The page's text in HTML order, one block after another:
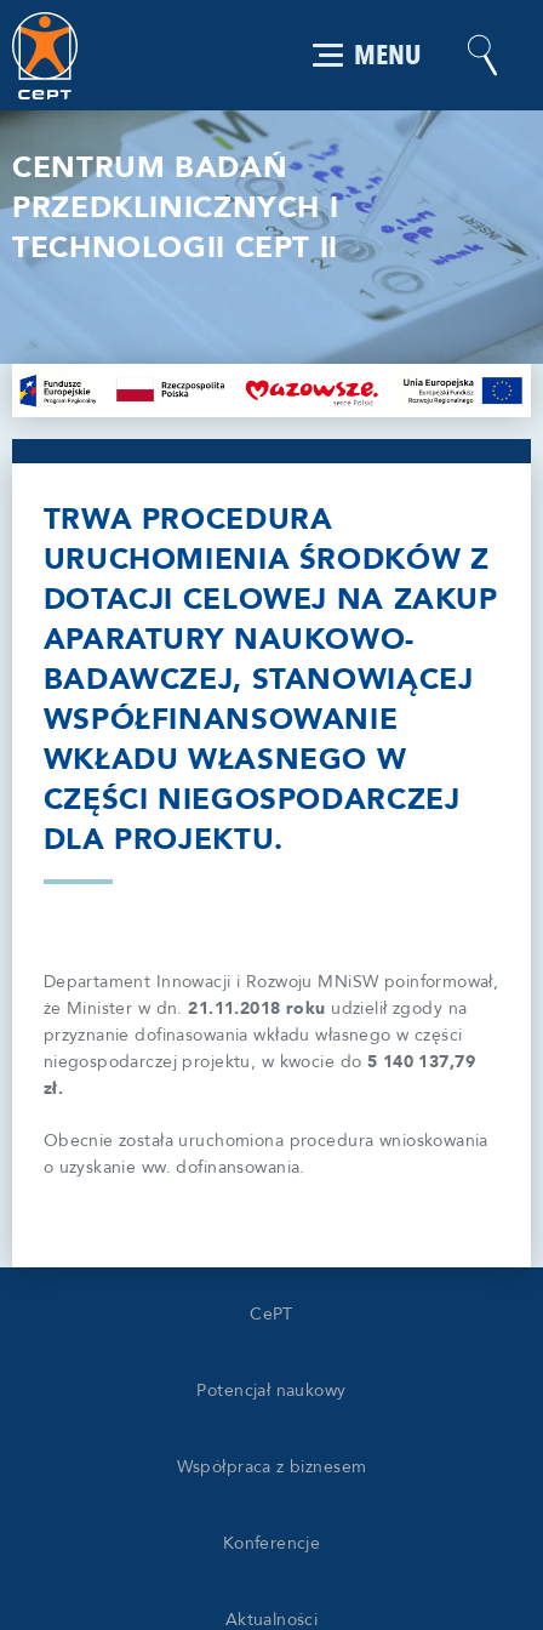
MENU
CENTRUM BADAŃ
PRZEDKLINICZNYCH I
TECHNOLOGII CEPT II
TRWA PROCEDURA
URUCHOMIENIA ŚRODKÓW Z
DOTACJI CELOWEJ NA ZAKUP
APARATURY NAUKOWO-
BADAWCZEJ, STANOWIĄCEJ
WSPÓŁFINANSOWANIE
WKŁADU WŁASNEGO W
CZĘŚCI NIEGOSPODARCZEJ
DLA PROJEKTU.
Departament Innowacji i Rozwoju MNiSW poinformował,
że Minister w dn.21.11.2018 roku udzielił zgody na
przyznanie dofinasowania wkładu własnego w części
niegospodarczej projektu, w kwocie do 5 140 137,79
zł.
Obecnie została uruchomiona procedura wnioskowania
o uzyskanie ww. dofinansowania.
CePT
Potencjał naukowy
Współpraca z biznesem
Konferencje
Aktualności